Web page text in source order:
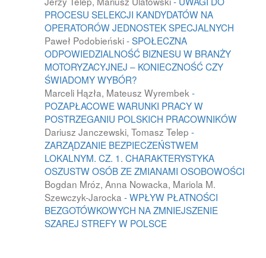
PROCESU SELEKCJI KANDYDATÓW NA
OPERATORÓW JEDNOSTEK SPECJALNYCH
Paweł Podobieński- SPOŁECZNA
ODPOWIEDZIALNOŚĆ BIZNESU W BRANŻY
MOTORYZACYJNEJ – KONIECZNOŚĆ CZY
ŚWIADOMY WYBÓR?
Marceli Hązła, Mateusz Wyrembek -
POZAPŁACOWE WARUNKI PRACY W
POSTRZEGANIU POLSKICH PRACOWNIKÓW
Dariusz Janczewski, Tomasz Telep -
ZARZĄDZANIE BEZPIECZEŃSTWEM
LOKALNYM. CZ. 1. CHARAKTERYSTYKA
OSZUSTW OSÓB ZE ZMIANAMI OSOBOWOŚCI
Bogdan Mróz, Anna Nowacka, Mariola M.
Szewczyk-Jarocka - WPŁYW PŁATNOŚCI
BEZGOTÓWKOWYCH NA ZMNIEJSZENIE
SZAREJ STREFY W POLSCE